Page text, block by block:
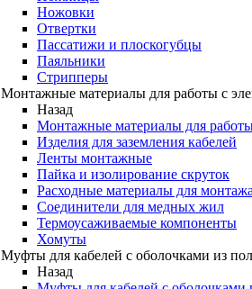
Ножовки
Отвертки
Пассатижи и плоскогубцы
Паяльники
Стрипперы
Монтажные материалы для работы с
Назад
Монтажные материалы для
Изделия для заземления кабелей
Ленты монтажные
Пайка и изолирование скруток
Расходные материалы для
Соединители для медных жил
Термоусаживаемые компоненты
Хомуты
Муфты для кабелей с оболочками из
Назад